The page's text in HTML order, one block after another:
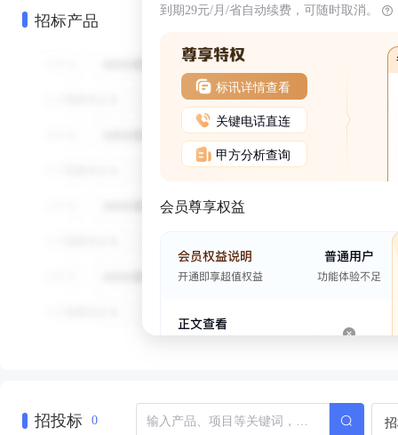
招标产品 到期29元/月/省自动续费，可随时取消。
标讯详情查看
关键电话直连
甲方分析查询
会员尊享权益
招投标 0